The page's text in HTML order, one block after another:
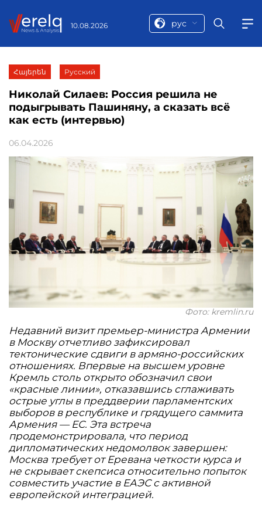
10.08.2026 рус
Հայերեն Русский
Николай Силаев: Россия решила не
подыгрывать Пашиняну, а сказать всё
как есть (интервью)
06.04.2026
Фото: kremlin.ru
Недавний визит премьер-министра Армении
в Москву отчетливо зафиксировал
тектонические сдвиги в армяно-российских
отношениях. Впервые на высшем уровне
Кремль столь открыто обозначил свои
«красные линии», отказавшись сглаживать
острые углы в преддверии парламентских
выборов в республике и грядущего саммита
Армения — ЕС. Эта встреча
продемонстрировала, что период
дипломатических недомолвок завершен:
Москва требует от Еревана четкости курса и
не скрывает скепсиса относительно попыток
совместить участие в ЕАЭС с активной
европейской интеграцией.